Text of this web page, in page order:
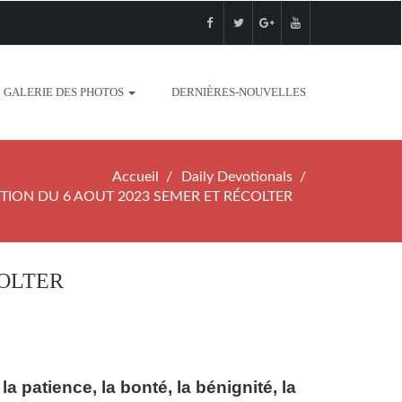
GALERIE DES PHOTOS DERNIÈRES-NOUVELLES
Accueil
Daily Devotionals
DU 6 AOUT 2023 SEMER ET RÉCOLTER
la patience, la bonté, la bénignité, la